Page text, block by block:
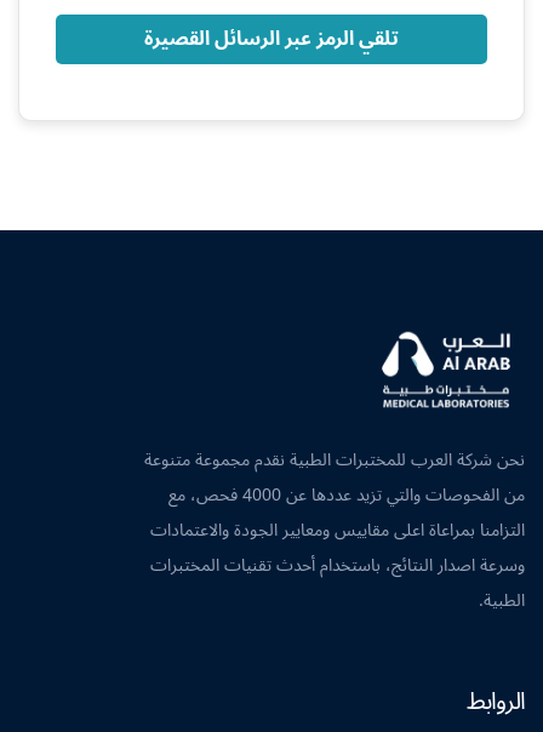
تلقي الرمز عبر الرسائل القصيرة
نحن شركة العرب للمختبرات الطبية نقدم مجموعة متنوعة
من الفحوصات والتي تزيد عددها عن 4000 فحص، مع
التزامنا بمراعاة اعلى مقاييس ومعايير الجودة والاعتمادات
وسرعة اصدار النتائج، باستخدام أحدث تقنيات المختبرات
الطبية.
الروابط